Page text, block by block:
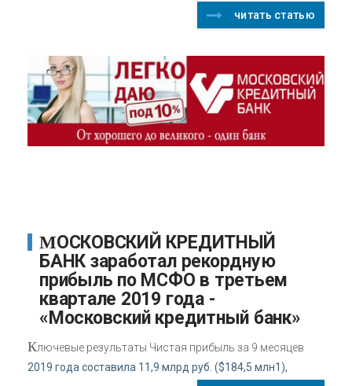
читать статью
МОСКОВСКИЙ КРЕДИТНЫЙ
БАНК заработал рекордную
прибыль по МСФО в третьем
квартале 2019 года -
«Московский кредитный банк»
Ключевые результаты Чистая прибыль за 9 месяцев
2019 года составила 11,9 млрд руб. ($184,5 млн1),